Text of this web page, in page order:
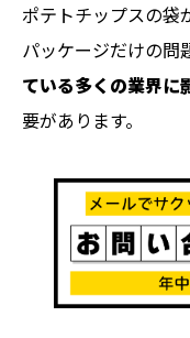
ポテトチップスの袋
パッケージだけの問
ている多くの業界に
要があります。